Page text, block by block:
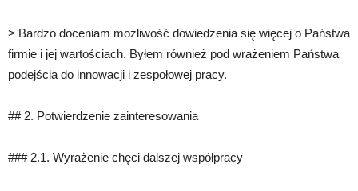
> Bardzo doceniam możliwość dowiedzenia się więcej o Państwa
firmie i jej wartościach. Byłem również pod wrażeniem Państwa
podejścia do innowacji i zespołowej pracy.
## 2. Potwierdzenie zainteresowania
### 2.1. Wyrażenie chęci dalszej współpracy